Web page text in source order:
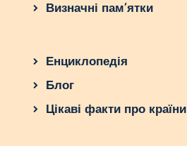
Визначні пам’ятки
Енциклопедія
Блог
Цікаві факти про країни